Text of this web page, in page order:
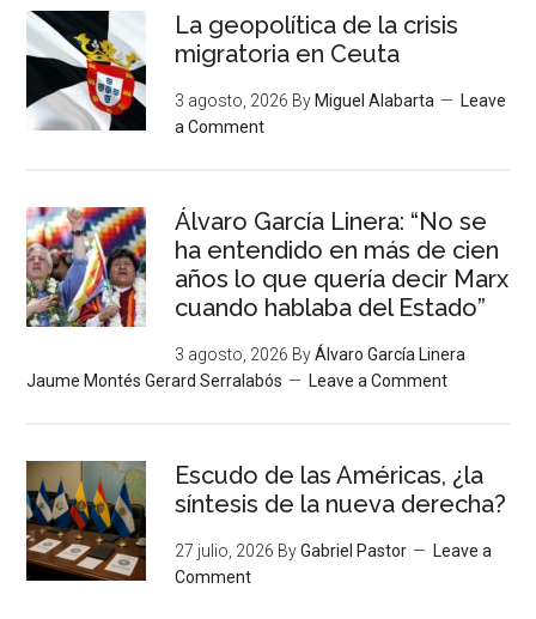
La geopolítica de la crisis
migratoria en Ceuta
3 agosto, 2026 By Miguel Alabarta
Leave
a Comment
Álvaro García Linera: “No se
ha entendido en más de cien
años lo que quería decir Marx
cuando hablaba del Estado”
3 agosto, 2026 ByÁlvaro García Linera
Jaume Montés Gerard Serralabós
Leave a Comment
Escudo de las Américas, ¿la
síntesis de la nueva derecha?
27 julio, 2026 ByGabriel Pastor
Leave a
Comment